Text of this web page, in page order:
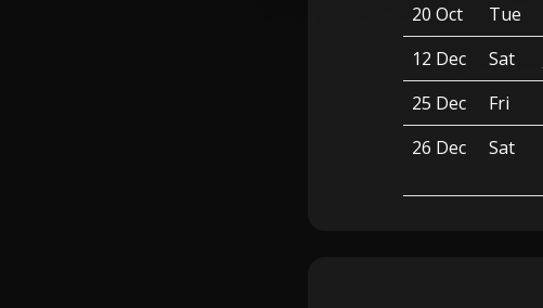
20 Oct
Tue
12 Dec
Sat
25 Dec
Fri
26 Dec
Sat